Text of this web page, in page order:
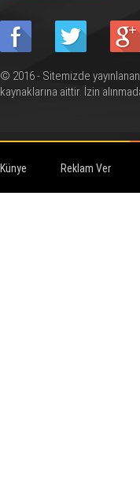
© 2016 - Sitemizde
kaynaklarına aittir. İzin
Künye Reklam Ver